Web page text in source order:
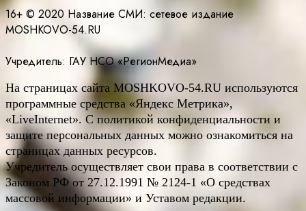
16+ © 2020 Название СМИ: cетевое издание
MOSHKOVO-54.RU
Учредитель: ГАУ НСО «РегионМедиа»
На страницах сайта MOSHKOVO-54.RU используются
программные средства «Яндекс Метрика»,
«LiveInternet». С политикой конфиденциальности и
защите персональных данных можно ознакомиться на
страницах данных ресурсов.
Учредитель осуществляет свои права в соответствии с
Законом РФ от 27.12.1991 № 2124-1 «О средствах
массовой информации» и Уставом редакции.